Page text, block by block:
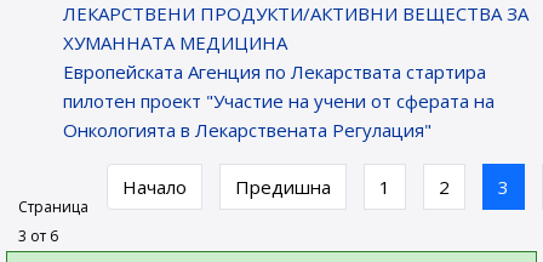
ЛЕКАРСТВЕНИ ПРОДУКТИ/АКТИВНИ ВЕЩЕСТВА ЗА
ХУМАННАТА МЕДИЦИНА
Европейската Агенция по Лекарствата стартира
пилотен проект "Участие на учени от сферата на
Онкологията в Лекарствената Регулация"
Страница
3 от 6
Начало Предишна 1 2 3